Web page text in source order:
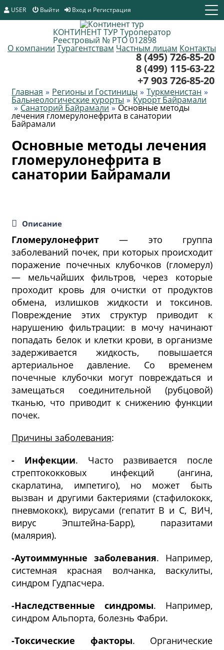
КОНТИНЕНТ ТУР Туроператор
Реестровый № РТО 012898
О компании Турагентствам Частным лицам Контакты
8 (495) 726-85-20
8 (499) 115-63-22
+7 903 726-85-20
Главная Регионы и Гостиницы Туркменистан
Бальнеологические курорты Курорт Байрамали
Санаторий Байрамали Основные методы
лечения гломерулонефрита в санатории
Байрамали
Основные методы лечения
гломерулонефрита в
санатории Байрамали
Описание
Гломерулонефрит — это группа
заболеваний почек, при которых происходит
поражение почечных клубочков (гломерул)
— мельчайших фильтров, через которые
проходит кровь для очистки от продуктов
обмена, излишков жидкости и токсинов.
Повреждение этих структур приводит к
нарушению фильтрации: в мочу начинают
попадать белок и клетки крови, в организме
задерживается жидкость, повышается
артериальное давление. Со временем
почечные клубочки могут повреждаться и
замещаться соединительной (рубцовой)
тканью, что приводит к снижению функции
почек.
Причины заболевания:
- Инфекции. Часто развивается после
стрептококковых инфекций (ангина,
скарлатина, импетиго), но может быть
вызван и другими бактериями (стафилококк,
пневмококк), вирусами (гепатит B и C, ВИЧ,
вирус Эпштейна-Барр), паразитами
(малярия).
-Аутоиммунные заболевания. Например,
системная красная волчанка, васкулиты,
синдром Гудпасчера.
-Наследственные синдромы. Например,
синдром Альпорта, болезнь Фабри.
-Токсические факторы. Органические
USER Выйти Вход и Регистрация